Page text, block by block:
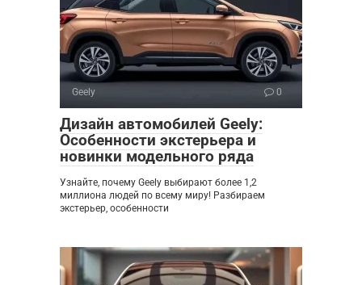
Geely 0
Дизайн автомобилей Geely:
Особенности экстерьера и
новинки модельного ряда
Узнайте, почему Geely выбирают более 1,2
миллиона людей по всему миру! Разбираем
экстерьер, особенности